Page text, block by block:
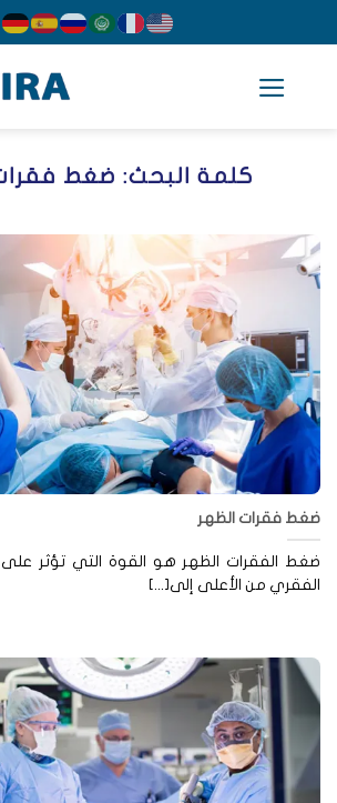
كلمة البحث:ضغط فقرات
فقرات الظهر
الفقرات الظهر هو القوة التي تؤثر على
من الأعلى إلى[...]